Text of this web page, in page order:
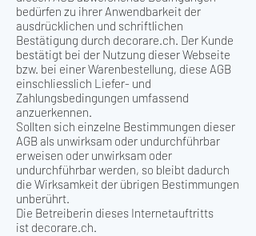
bedürfen zu ihrer Anwendbarkeit der
ausdrücklichen und schriftlichen
Bestätigung durch decorare.ch. Der Kunde
bestätigt bei der Nutzung dieser Webseite
bzw. bei einer Warenbestellung, diese AGB
einschliesslich Liefer- und
Zahlungsbedingungen umfassend
anzuerkennen.
Sollten sich einzelne Bestimmungen dieser
AGB als unwirksam oder undurchführbar
erweisen oder unwirksam oder
undurchführbar werden, so bleibt dadurch
die Wirksamkeit der übrigen Bestimmungen
unberührt.
Die Betreiberin dieses Internetauftritts
ist decorare.ch.